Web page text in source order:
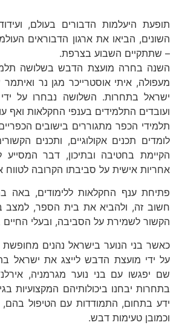
תופעת היעלמות הדבורים בעולם,
השונים, הביאו את ארגון הדבוראים
– שתתקיים השבוע בצרפת.
השנה בחרה מועצת הדבש בשלושה
ישראל בתחרות. השלושה נבחרו על
ועובדים התלמידים בענפי החקלאות ואף
תלמידי הכפר מתגוררים בישובים
לומדים תכנים אקולוגיים, ותכנים
הקיימת בחטיבה ובתיכון, דבר
אחריות אישית על סביבתו הקרובה לטווח
פתיחת ענף החקלאות ללימודים, באה
חשוב זה, ולהביא את בית הספר, למצב
הקשור לשמירת על הסביבה, ובעלי החיים
כאשר בני הנוער בישראל נהנים
על ידי מועצת הדבש לייצג את ישראל
שם יפגשו עם בני נוער מגרמניה,
בתחרות יבחנו ביכולותיהם המקצועיות
ידע בתחום, התמודדות עם הטיפול בהם,
וכמובן טעימות דבש.